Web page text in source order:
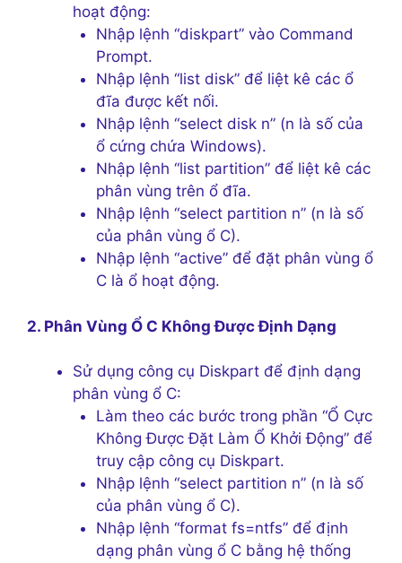
hoạt động:
Nhập lệnh “diskpart” vào Command
Prompt.
Nhập lệnh “list disk” để liệt kê các ổ
đĩa được kết nối.
Nhập lệnh “select disk n” (n là số của
ổ cứng chứa Windows).
Nhập lệnh “list partition” để liệt kê các
phân vùng trên ổ đĩa.
Nhập lệnh “select partition n” (n là số
của phân vùng ổ C).
Nhập lệnh “active” để đặt phân vùng ổ
C là ổ hoạt động.
2. Phân Vùng Ổ C Không Được Định Dạng
Sử dụng công cụ Diskpart để định dạng
phân vùng ổ C:
Làm theo các bước trong phần “Ổ Cực
Không Được Đặt Làm Ổ Khởi Động” để
truy cập công cụ Diskpart.
Nhập lệnh “select partition n” (n là số
của phân vùng ổ C).
Nhập lệnh “format fs=ntfs” để định
dạng phân vùng ổ C bằng hệ thống